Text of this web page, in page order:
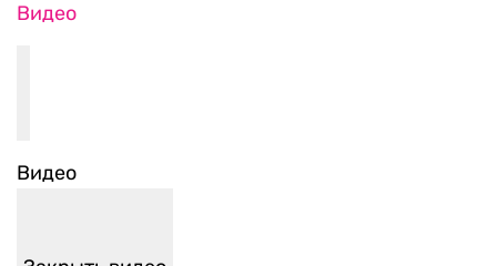
Видео
Видео